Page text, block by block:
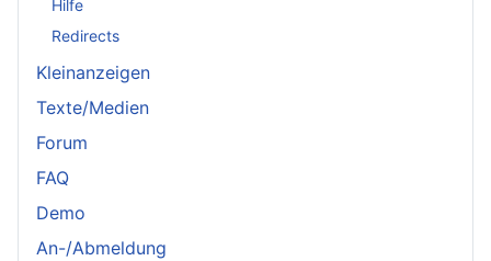
Hilfe
Redirects
Kleinanzeigen
Texte/Medien
Forum
FAQ
Demo
An-/Abmeldung